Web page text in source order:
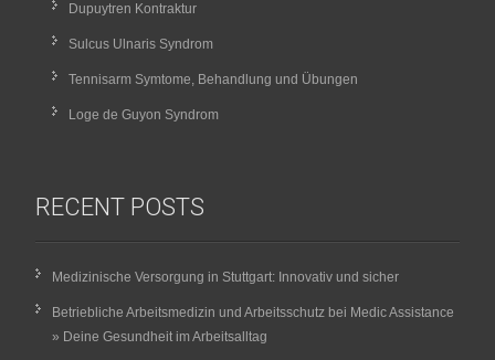
Dupuytren Kontraktur
Sulcus Ulnaris Syndrom
Tennisarm Symtome, Behandlung und Übungen
Loge de Guyon Syndrom
RECENT POSTS
Medizinische Versorgung in Stuttgart: Innovativ und sicher
Betriebliche Arbeitsmedizin und Arbeitsschutz bei Medic Assistance
» Deine Gesundheit im Arbeitsalltag